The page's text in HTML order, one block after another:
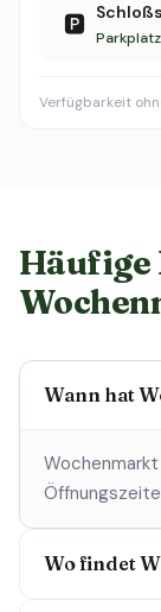
🅿️ Parkplatz
Verfügbarkeit
Häufige
Wann hat
Wo findet